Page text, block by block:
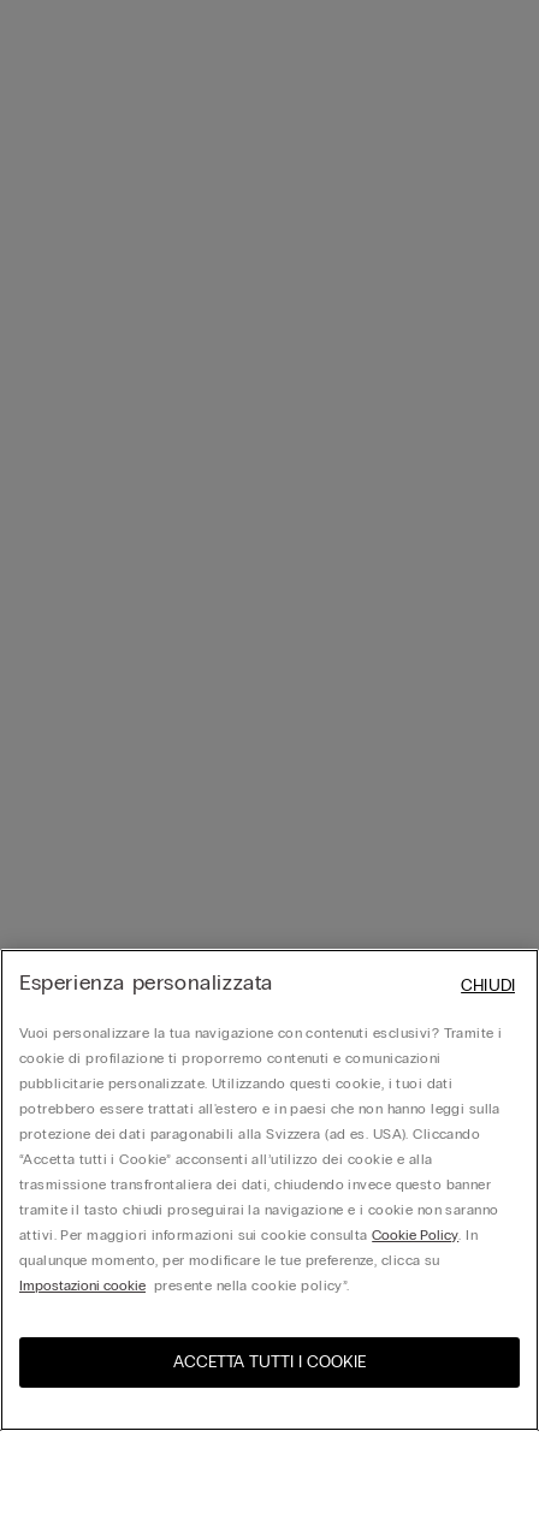
Visita l'e-store del tuo paese United States
Esperienza personalizzata
Vuoi personalizzare la tua navigazione con contenuti esclusivi? Tramite i
cookie di profilazione ti proporremo contenuti e comunicazioni
pubblicitarie personalizzate. Utilizzando questi cookie, i tuoi dati
potrebbero essere trattati all'estero e in paesi che non hanno leggi sulla
protezione dei dati paragonabili alla Svizzera (ad es. USA). Cliccando
“Accetta tutti i Cookie” acconsenti all’utilizzo dei cookie e alla
trasmissione transfrontaliera dei dati, chiudendo invece questo banner
tramite il tasto chiudi proseguirai la navigazione e i cookie non saranno
attivi. Per maggiori informazioni sui cookie consultaCookie Policy. In
qualunque momento, per modificare le tue preferenze, clicca su
Impostazioni cookie presente nella cookie policy”.
ACCETTA TUTTI I COOKIE
CHIUDI